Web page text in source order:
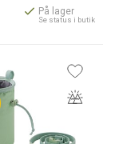
På lager
Se status i butik